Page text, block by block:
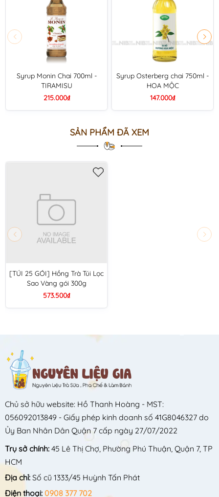
Syrup Monin Chai 700ml -
TIRAMISU
215.000₫
Syrup Osterberg chai 750ml -
HOA MỘC
147.000₫
SẢN PHẨM ĐÃ XEM
[TÚI 25 GÓI] Hồng Trà Túi Lọc
Sao Vàng gói 300g
573.500₫
Chủ sở hữu website: Hồ Thanh Hoàng - MST:
056092013849 - Giấy phép kinh doanh số 41G8046327 do
Ủy Ban Nhân Dân Quận 7 cấp ngày 27/07/2022
Trụ sở chính: 45 Lê Thị Chợ, Phường Phú Thuận, Quận 7, TP
HCM
Địa chỉ: Số cũ 1333/45 Huỳnh Tấn Phát
Điện thoại: 0908 377 702